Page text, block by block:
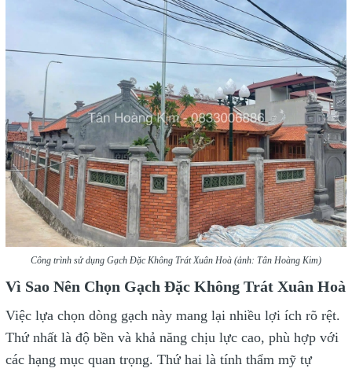
Công trình sử dụng Gạch Đặc Không Trát Xuân Hoà (ảnh: Tân Hoàng Kim)
Vì Sao Nên Chọn Gạch Đặc Không Trát Xuân Hoà
Việc lựa chọn dòng gạch này mang lại nhiều lợi ích rõ rệt.
Thứ nhất là độ bền và khả năng chịu lực cao, phù hợp với
các hạng mục quan trọng. Thứ hai là tính thẩm mỹ tự